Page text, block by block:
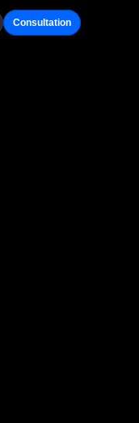
Consultation